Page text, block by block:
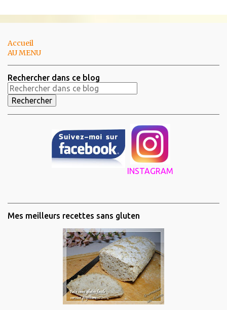
Accueil
AU MENU
Rechercher dans ce blog
INSTAGRAM
Mes meilleurs recettes sans gluten